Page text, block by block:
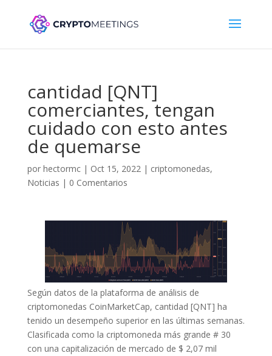
cantidad [QNT]
comerciantes, tengan
cuidado con esto antes
de quemarse
por hectormc| Oct 15, 2022| criptomonedas,
Noticias | 0 Comentarios
Según datos de la plataforma de análisis de
criptomonedas CoinMarketCap, cantidad [QNT] ha
tenido un desempeño superior en las últimas semanas.
Clasificada como la criptomoneda más grande # 30
con una capitalización de mercado de $ 2,07 mil